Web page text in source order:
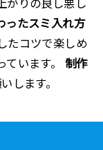
がりの良し悪し
ったスミ入れ方
たコツで楽しめ
ています。 制作
します。